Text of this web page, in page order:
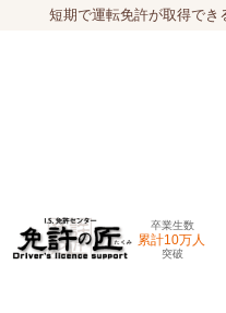
短期で運転免許が取得でき
卒業生数
累計10万人
突破